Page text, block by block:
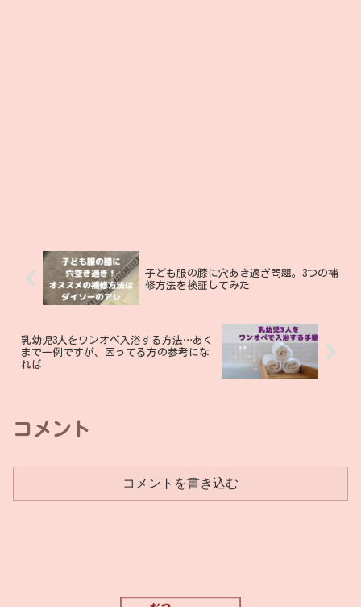
子ども服の膝に穴あき過ぎ問題。3つの補
修方法を検証してみた
乳幼児3人をワンオペ入浴する方法…あく
まで一例ですが、困ってる方の参考にな
れば
コメント
コメントを書き込む